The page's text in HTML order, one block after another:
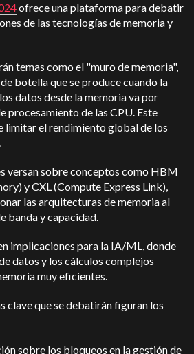
ofrece una plataforma para debatir
de las tecnologías de memoria y
temas como el "muro de memoria",
botella que se produce cuando la
datos desde la memoria va por
procesamiento de las CPU. Este
limitar el rendimiento global de los
versan sobre conceptos como HBM
y CXL (Compute Express Link),
las arquitecturas de memoria al
banda y capacidad.
implicaciones para la IA/ML, donde
datos y los cálculos complejos
muy eficientes.
clave que se debatirán figuran los
sobre los bloqueos en la gestión de